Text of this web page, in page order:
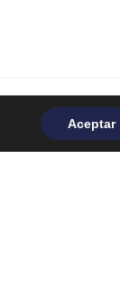
Aceptar